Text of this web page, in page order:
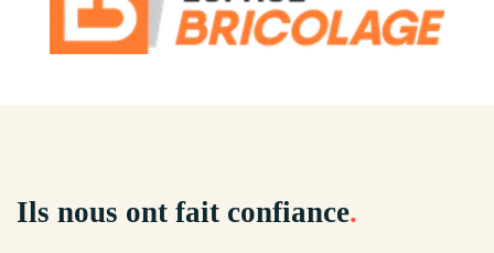
Ils nous ont fait confiance.